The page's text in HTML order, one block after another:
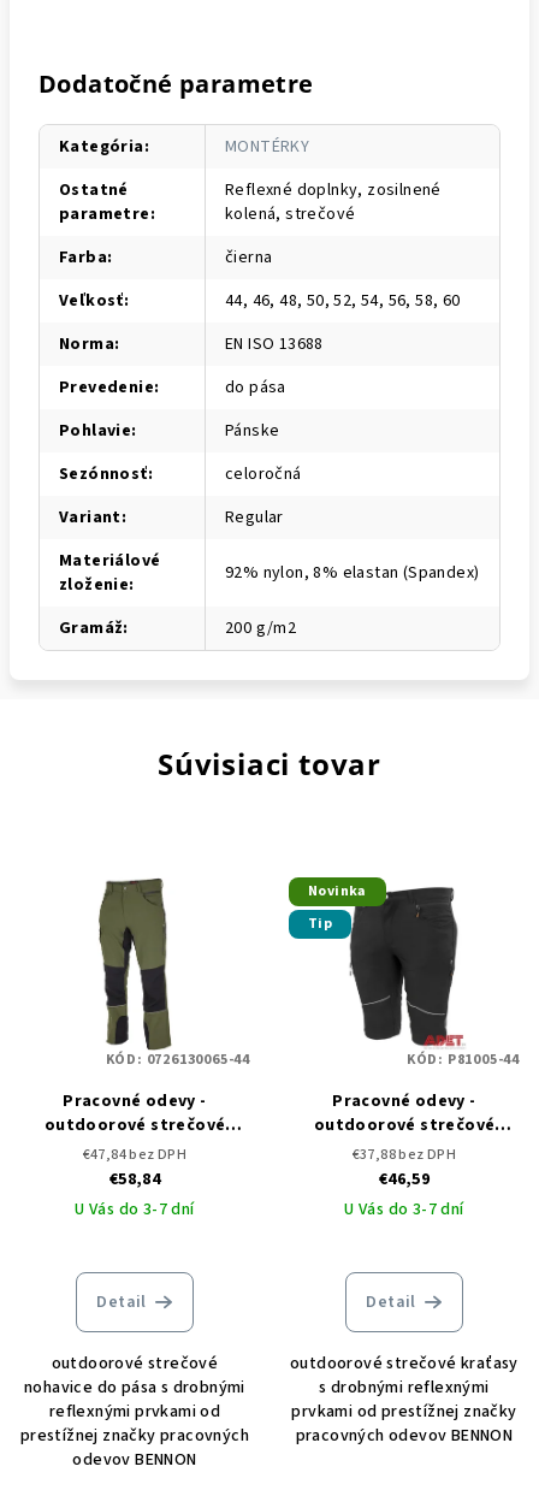
Dodatočné parametre
Kategória:
MONTÉRKY
Ostatné
parametre:
Reflexné doplnky, zosilnené
kolená, strečové
Farba:
čierna
Veľkosť:
44, 46, 48, 50, 52, 54, 56, 58, 60
Norma:
EN ISO 13688
Prevedenie:
do pása
Pohlavie:
Pánske
Sezónnosť:
celoročná
Variant:
Regular
Materiálové
zloženie: 92% nylon, 8% elastan (Spandex)
Gramáž: 200 g/m2
Súvisiaci tovar
Pracovné odevy -
outdoorové strečové
nohavice FOBOS
green/black
€47,84 bez DPH
€58,84
U Vás do 3-7 dní
Detail
outdoorové strečové
nohavice do pása s drobnými
reflexnými prvkami od
prestížnej značky pracovných
odevov BENNON
KÓD: 0726130065-44
Novinka
Tip
Pracovné odevy -
outdoorové strečové
kraťasy FOBOS black
€37,88 bez DPH
€46,59
U Vás do 3-7 dní
Detail
outdoorové strečové kraťasy
s drobnými reflexnými
prvkami od prestížnej značky
pracovných odevov BENNON
KÓD: P81005-44